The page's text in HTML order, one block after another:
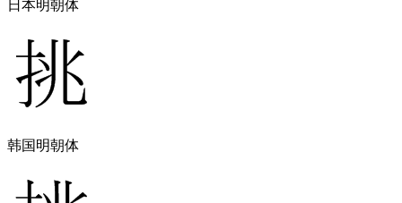
日本明朝体
韩国明朝体